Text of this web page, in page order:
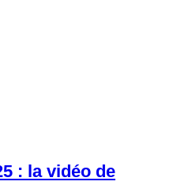
: la vidéo de